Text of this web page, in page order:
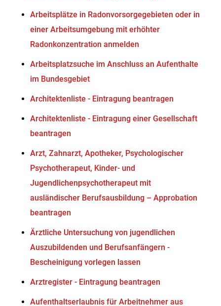
Arbeitsplätze in Radonvorsorgegebieten oder in
einer Arbeitsumgebung mit erhöhter
Radonkonzentration anmelden
Arbeitsplatzsuche im Anschluss an Aufenthalte
im Bundesgebiet
Architektenliste - Eintragung beantragen
Architektenliste - Eintragung einer Gesellschaft
beantragen
Arzt, Zahnarzt, Apotheker, Psychologischer
Psychotherapeut, Kinder- und
Jugendlichenpsychotherapeut mit
ausländischer Berufsausbildung – Approbation
beantragen
Ärztliche Untersuchung von jugendlichen
Auszubildenden und Berufsanfängern -
Bescheinigung vorlegen lassen
Arztregister - Eintragung beantragen
Aufenthaltserlaubnis für Arbeitnehmer aus